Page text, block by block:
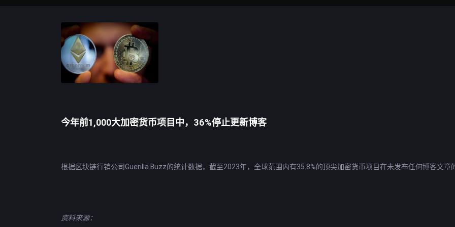
今年前1,000大加密货币项目中，36%停止更新博客
根据区块链行销公司Guerilla Buzz的统计数据，截至2023年，全球范围内有35.8%的顶尖加密货币项目在未发布任何博客文章
资料来源：